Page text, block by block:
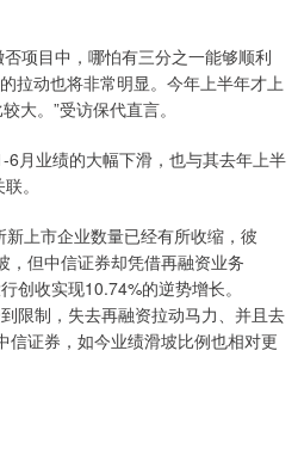
项目中，哪怕有三分之一能够顺利
拉动也将非常明显。今年上半年才上
大。”受访保代直言。
业绩的大幅下滑，也与其去年上半
。
上市企业数量已经有所收缩，彼
，但中信证券却凭借再融资业务
创收实现10.74%的逆势增长。
限制，失去再融资拉动马力、并且去
信证券，如今业绩滑坡比例也相对更